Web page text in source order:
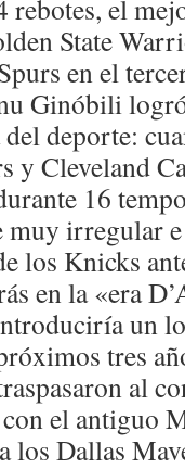
rebotes, el
State
en el
Ginóbili
deporte:
y Cleveland
16
irregular
los Knicks
en la «era
un
tres
al
el antiguo
los Dallas